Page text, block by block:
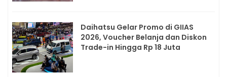
Daihatsu Gelar Promo di GIIAS
2026, Voucher Belanja dan Diskon
Trade-in Hingga Rp 18 Juta